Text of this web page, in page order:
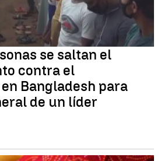
se saltan el
contra el
Bangladesh para
de un líder